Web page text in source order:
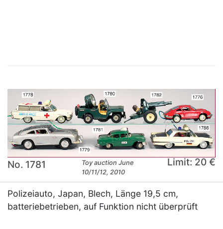
No. 1781
Toy auction June
10/11/12, 2010
Limit: 20 €
Polizeiauto, Japan, Blech, Länge 19,5 cm,
batteriebetrieben, auf Funktion nicht überprüft